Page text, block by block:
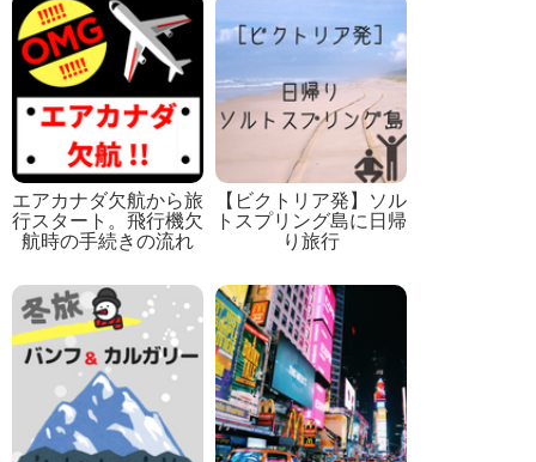
エアカナダ欠航から旅
行スタート。飛行機欠
航時の手続きの流れ
【ビクトリア発】ソル
トスプリング島に日帰
り旅行